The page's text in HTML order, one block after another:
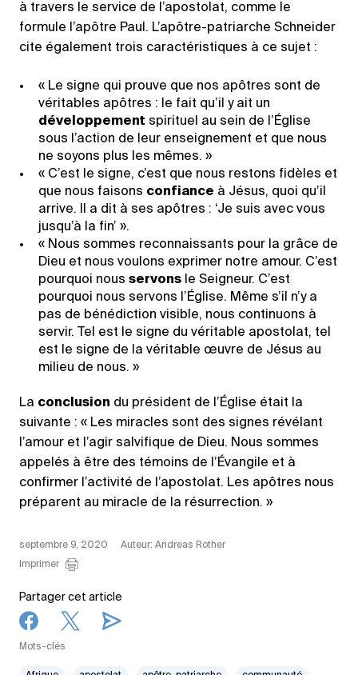
à travers le service de l’apostolat, comme le
formule l’apôtre Paul. L’apôtre-patriarche Schneider
cite également trois caractéristiques à ce sujet :
« Le signe qui prouve que nos apôtres sont de
véritables apôtres : le fait qu’il y ait un
développement spirituel au sein de l’Église
sous l’action de leur enseignement et que nous
ne soyons plus les mêmes. »
« C’est le signe, c’est que nous restons fidèles et
que nous faisons confiance à Jésus, quoi qu’il
arrive. Il a dit à ses apôtres : ‘Je suis avec vous
jusqu’à la fin’ ».
« Nous sommes reconnaissants pour la grâce de
Dieu et nous voulons exprimer notre amour. C’est
pourquoi nous servons le Seigneur. C’est
pourquoi nous servons l’Église. Même s’il n’y a
pas de bénédiction visible, nous continuons à
servir. Tel est le signe du véritable apostolat, tel
est le signe de la véritable œuvre de Jésus au
milieu de nous. »
La conclusion du président de l’Église était la
suivante : « Les miracles sont des signes révélant
l’amour et l’agir salvifique de Dieu. Nous sommes
appelés à être des témoins de l’Évangile et à
confirmer l’activité de l’apostolat. Les apôtres nous
préparent au miracle de la résurrection. »
septembre 9, 2020
Auteur: Andreas Rother
Imprimer
Partager cet article
Mots-clés